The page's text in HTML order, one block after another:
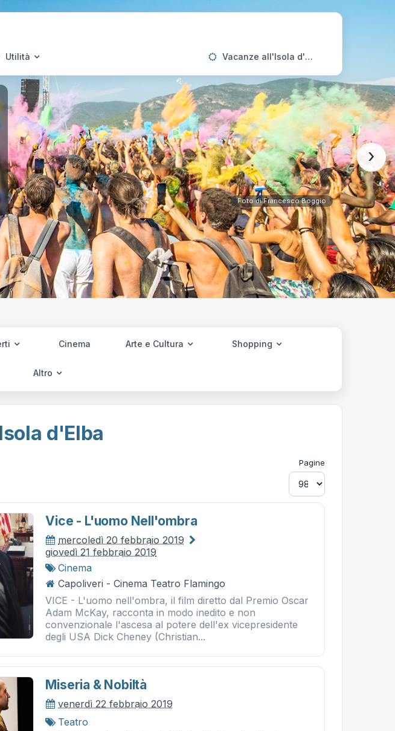
Utilità Vacanze all'Isola d'Elba
Foto di Francesco Boggio
›
Cinema Arte e Cultura Shopping
Altro
d'Elba
Pagine
Vice - L'uomo Nell'ombra
mercoledì 20 febbraio 2019
giovedì 21 febbraio 2019
Cinema
Capoliveri - Cinema Teatro Flamingo
VICE - L'uomo nell'ombra, il film diretto dal Premio Oscar
Adam McKay, racconta in modo inedito e non
convenzionale l'ascesa al potere dell'ex vicepresidente
degli USA Dick Cheney (Christian...
Miseria & Nobiltà
venerdì 22 febbraio 2019
Teatro